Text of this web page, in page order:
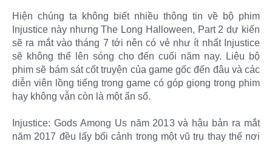
Hiện chúng ta không biết nhiều thông tin về bộ phim
Injustice này nhưng The Long Halloween, Part 2 dự kiến
sẽ ra mắt vào tháng 7 tới nên có vẻ như ít nhất Injustice
sẽ không thể lên sóng cho đến cuối năm nay. Liệu bộ
phim sẽ bám sát cốt truyện của game gốc đến đâu và các
diễn viên lồng tiếng trong game có góp giọng trong phim
hay không vẫn còn là một ẩn số.
Injustice: Gods Among Us năm 2013 và hậu bản ra mắt
năm 2017 đều lấy bối cảnh trong một vũ trụ thay thế nơi